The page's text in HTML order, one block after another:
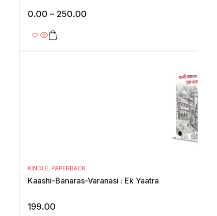
0.00 – 250.00
KINDLE, PAPERBACK
Kaashi-Banaras-Varanasi : Ek Yaatra
199.00